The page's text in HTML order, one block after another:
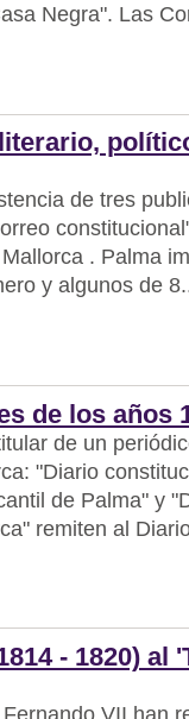
Negra". Las
de tres
. Palma
y algunos de
de los años
de un
"Diario
de Palma" y
remiten al
- 1820) al
VII han